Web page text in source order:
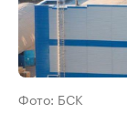
Фото: БСК